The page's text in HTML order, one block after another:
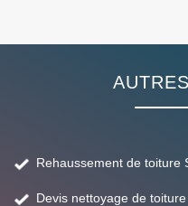
Rehaussement de toiture
Devis nettoyage de